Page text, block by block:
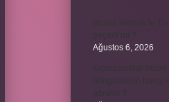
Ağustos 6, 2026